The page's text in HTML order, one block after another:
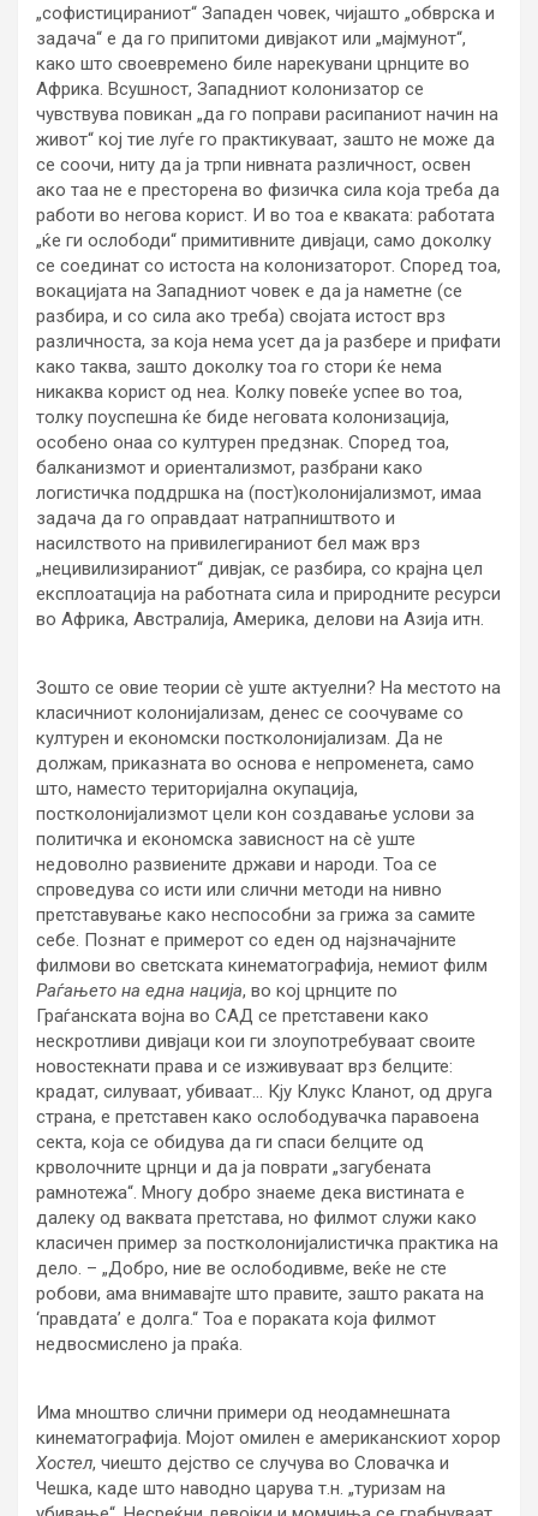
„софистицираниот“ Западен човек, чијашто „обврска и
задача“ е да го припитоми дивјакот или „мајмунот“,
како што своевремено биле нарекувани црнците во
Африка. Всушност, Западниот колонизатор се
чувствува повикан „да го поправи расипаниот начин на
живот“ кој тие луѓе го практикуваат, зашто не може да
се соочи, ниту да ја трпи нивната различност, освен
ако таа не е престорена во физичка сила која треба да
работи во негова корист. И во тоа е кваката: работата
„ќе ги ослободи“ примитивните дивјаци, само доколку
се соединат со истоста на колонизаторот. Според тоа,
вокацијата на Западниот човек е да ја наметне (се
разбира, и со сила ако треба) својата истост врз
различноста, за која нема усет да ја разбере и прифати
како таква, зашто доколку тоа го стори ќе нема
никаква корист од неа. Колку повеќе успее во тоа,
толку поуспешна ќе биде неговата колонизација,
особено онаа со културен предзнак. Според тоа,
балканизмот и ориентализмот, разбрани како
логистичка поддршка на (пост)колонијализмот, имаа
задача да го оправдаат натрапништвото и
насилството на привилегираниот бел маж врз
„нецивилизираниот“ дивјак, се разбира, со крајна цел
експлоатација на работната сила и природните ресурси
во Африка, Австралија, Америка, делови на Азија итн.
Зошто се овие теории сè уште актуелни? На местото на
класичниот колонијализам, денес се соочуваме со
културен и економски постколонијализам. Да не
должам, приказната во основа е непроменета, само
што, наместо територијална окупација,
постколонијализмот цели кон создавање услови за
политичка и економска зависност на сè уште
недоволно развиените држави и народи. Тоа се
спроведува со исти или слични методи на нивно
претставување како неспособни за грижа за самите
себе. Познат е примерот со еден од најзначајните
филмови во светската кинематографија, немиот филм
Раѓањето на една нација, во кој црнците по
Граѓанската војна во САД се претставени како
нескротливи дивјаци кои ги злоупотребуваат своите
новостекнати права и се изживуваат врз белците:
крадат, силуваат, убиваат… Кју Клукс Кланот, од друга
страна, е претставен како ослободувачка паравоена
секта, која се обидува да ги спаси белците од
крволочните црнци и да ја поврати „загубената
рамнотежа“. Многу добро знаеме дека вистината е
далеку од ваквата претстава, но филмот служи како
класичен пример за постколонијалистичка практика на
дело. – „Добро, ние ве ослободивме, веќе не сте
робови, ама внимавајте што правите, зашто раката на
‘правдата’ е долга.“ Тоа е пораката која филмот
недвосмислено ја праќа.
Има мноштво слични примери од неодамнешната
кинематографија. Мојот омилен е американскиот хорор
Хостел, чиешто дејство се случува во Словачка и
Чешка, каде што наводно царува т.н. „туризам на